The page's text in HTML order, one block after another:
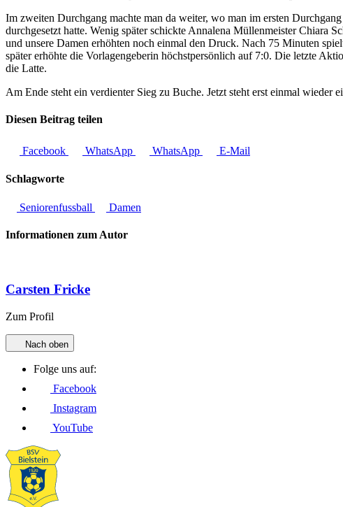
Im zweiten Durchgang machte man da weiter, wo man im ersten
durchgesetzt hatte. Wenig später schickte Annalena Müllenmeister Chiara
und unsere Damen erhöhten noch einmal den Druck. Nach 75 Minuten
später erhöhte die Vorlagengeberin höchstpersönlich auf 7:0. Die letzte
die Latte.
Am Ende steht ein verdienter Sieg zu Buche. Jetzt steht erst einmal
Diesen Beitrag teilen
Facebook WhatsApp WhatsApp E-Mail
Schlagworte
Seniorenfussball Damen
Informationen zum Autor
Carsten Fricke
Zum Profil
Nach oben
Folge uns auf:
Facebook
Instagram
YouTube